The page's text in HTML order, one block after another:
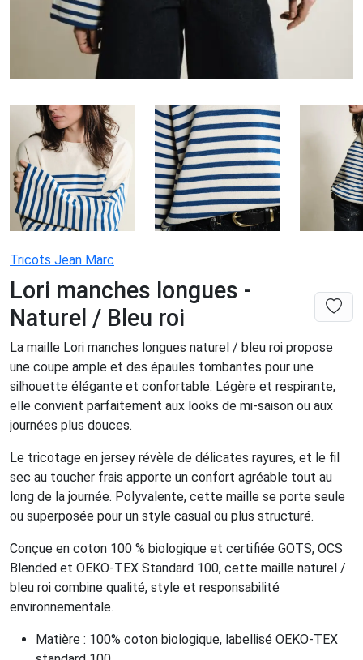
Tricots Jean Marc
Lori manches longues -
Naturel / Bleu roi
La maille Lori manches longues naturel / bleu roi propose
une coupe ample et des épaules tombantes pour une
silhouette élégante et confortable. Légère et respirante,
elle convient parfaitement aux looks de mi-saison ou aux
journées plus douces.
Le tricotage en jersey révèle de délicates rayures, et le fil
sec au toucher frais apporte un confort agréable tout au
long de la journée. Polyvalente, cette maille se porte seule
ou superposée pour un style casual ou plus structuré.
Conçue en coton 100 % biologique et certifiée GOTS, OCS
Blended et OEKO-TEX Standard 100, cette maille naturel /
bleu roi combine qualité, style et responsabilité
environnementale.
Matière : 100% coton biologique, labellisé OEKO-TEX